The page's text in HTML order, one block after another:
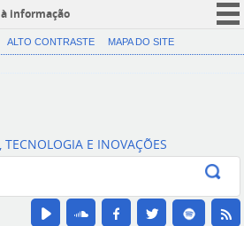
à informação
CORONAVÍRUS (COVID-19)
Canais
ALTO CONTRASTE MAPA DO SITE
E INOVAÇÕES